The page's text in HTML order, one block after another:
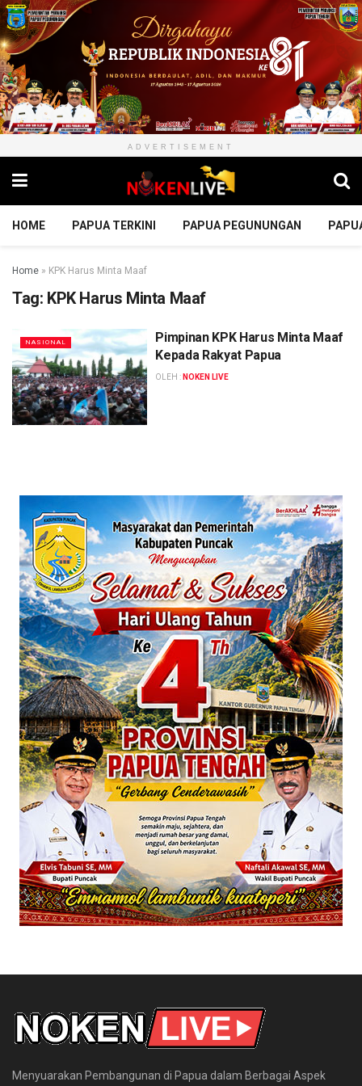
ADVERTISEMENT
HOME PAPUA TERKINI PAPUA PEGUNUNGAN
Home » KPK Harus Minta Maaf
Tag: KPK Harus Minta Maaf
NASIONAL
Pimpinan KPK Harus Minta Maaf
Kepada Rakyat Papua
OLEH : NOKEN LIVE
Menyuarakan Pembangunan di Papua dalam Berbagai Aspek